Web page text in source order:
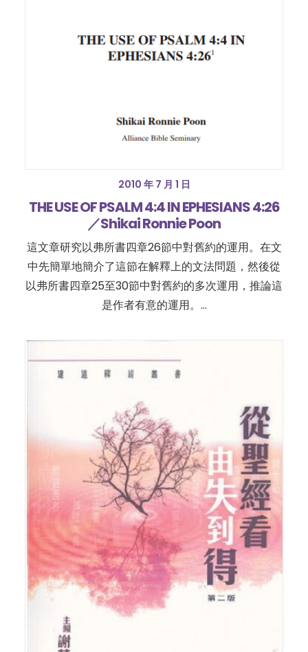
2010 年 7 月 1 日
THE USE OF PSALM 4:4 IN EPHESIANS 4:26
／Shikai Ronnie Poon
這文章研究以弗所書四章26節中對舊約的運用。在文
中先簡單地簡介了這節在解釋上的文法問題，然後從
以弗所書四章25至30節中對舊約的多次運用，推論這
是作者有意的運用。…